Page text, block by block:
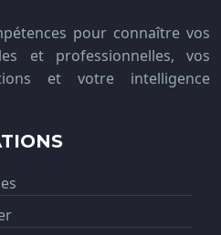
pour connaître vos
et professionnelles, vos
et votre intelligence